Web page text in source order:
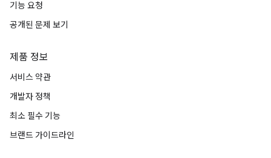
기능 요청
공개된 문제 보기
제품 정보
서비스 약관
개발자 정책
최소 필수 기능
브랜드 가이드라인